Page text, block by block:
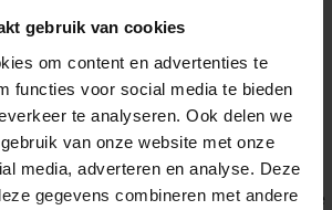
gebruik van cookies
om content en advertenties te
functies voor social media te bieden
te analyseren. Ook delen we
van onze website met onze
media, adverteren en analyse. Deze
gegevens combineren met andere
client-side exception has occurred while
(see the browser console for more